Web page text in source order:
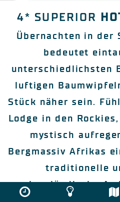
4* SUPERIOR
Übernachten in der
bedeutet
unterschiedlichsten
luftigen
Stück näher sein.
Lodge in den
mystisch
Bergmassiv Afrikas
traditionelle
alpenländische